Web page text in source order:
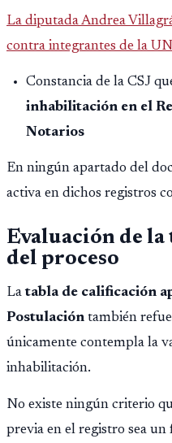
La diputada Andrea
contra integrantes de la
ilícita, terrorismo y sedición.
Constancia de la CSJ
inhabilitación en el
Notarios
En ningún apartado del
activa en dichos registros
Evaluación de
del proceso
Latabla de calificación
Postulación también
únicamente contempla la
inhabilitación.
No existe ningún criterio
previa en el registro sea